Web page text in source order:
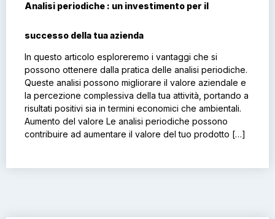
Analisi periodiche : un investimento per il
successo della tua azienda
In questo articolo esploreremo i vantaggi che si
possono ottenere dalla pratica delle analisi periodiche.
Queste analisi possono migliorare il valore aziendale e
la percezione complessiva della tua attività, portando a
risultati positivi sia in termini economici che ambientali.
Aumento del valore Le analisi periodiche possono
contribuire ad aumentare il valore del tuo prodotto […]